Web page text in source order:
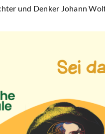
und Denker Johann